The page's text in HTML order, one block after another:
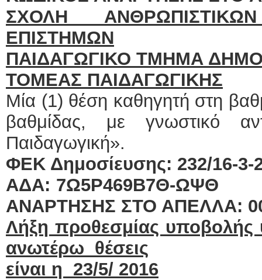
ΣΧΟΛΗ
ΕΠΙΣΤΗΜΩΝ
ΠΑΙΔΑΓΩΓΙΚΟ ΤΜΗΜΑ
ΤΟΜΕΑΣ ΠΑΙΔΑΓΩΓΙΚΗΣ
Μία (1) θέση καθηγητή στη
βαθμίδας, με γνωστικό
Παιδαγωγική».
ΦΕΚ Δημοσίευσης: 232/16-3-
ΑΔΑ:
ΑΝΑΡΤΗΣΗΣ ΣΤΟ ΑΠΕΛΛΑ:
Λήξη προθεσμίας
ανωτέρω θέσεις
είναι η 23/5/ 2016